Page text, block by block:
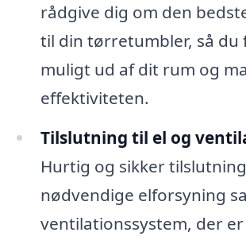
rådgive dig om den
til din tørretumbler, så du
muligt ud af dit rum og
effektiviteten.
Tilslutning til el og
Hurtig og sikker
nødvendige elforsyning
ventilationssystem, der